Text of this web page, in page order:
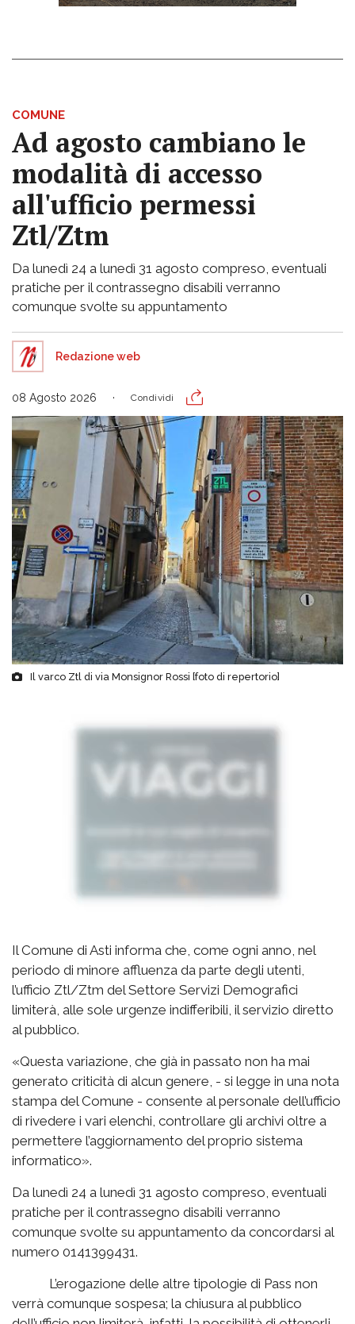
COMUNE
Ad agosto cambiano le
modalità di accesso
all'ufficio permessi
Ztl/Ztm
Da lunedì 24 a lunedì 31 agosto compreso, eventuali
pratiche per il contrassegno disabili verranno
comunque svolte su appuntamento
Redazione web
08 Agosto 2026 Condividi
Il varco Ztl di via Monsignor Rossi [foto di repertorio]
Il Comune di Asti informa che, come ogni anno, nel
periodo di minore affluenza da parte degli utenti,
l’ufficio Ztl/Ztm del Settore Servizi Demografici
limiterà, alle sole urgenze indifferibili, il servizio diretto
al pubblico.
«Questa variazione, che già in passato non ha mai
generato criticità di alcun genere, - si legge in una nota
stampa del Comune - consente al personale dell’ufficio
di rivedere i vari elenchi, controllare gli archivi oltre a
permettere l’aggiornamento del proprio sistema
informatico».
Da lunedì 24 a lunedì 31 agosto compreso, eventuali
pratiche per il contrassegno disabili verranno
comunque svolte su appuntamento da concordarsi al
numero 0141399431.
L’erogazione delle altre tipologie di Pass non
verrà comunque sospesa; la chiusura al pubblico